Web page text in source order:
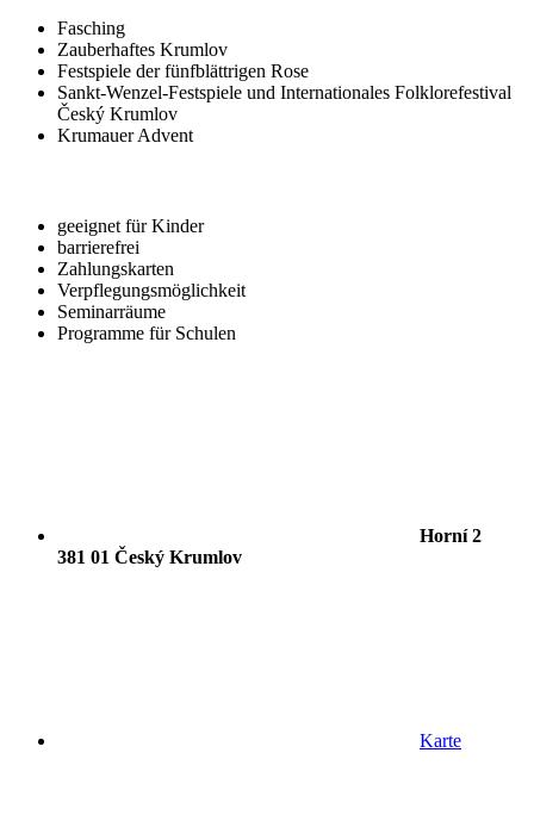
Fasching
Zauberhaftes Krumlov
Festspiele der fünfblättrigen Rose
Sankt-Wenzel-Festspiele und Internationales Folklorefestival
Český Krumlov
Krumauer Advent
geeignet für Kinder
barrierefrei
Zahlungskarten
Verpflegungsmöglichkeit
Seminarräume
Programme für Schulen
Horní 2
381 01 Český Krumlov
Karte